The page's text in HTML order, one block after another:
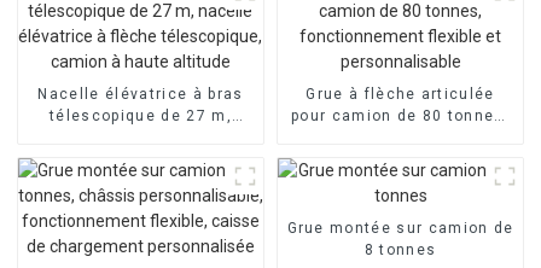
Nacelle élévatrice à bras
télescopique de 27 m,
télescopique, camion à
haute altitude
Grue à flèche articulée
pour camion de 80 tonnes,
personnalisable
Grue montée sur camion de
8 tonnes